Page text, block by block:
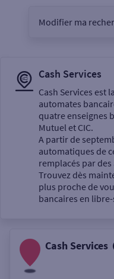
Modifier ma
Sélectionnez
Un service
Cash Services
Cash Services est
automates
quatre enseignes
Mutuel et CIC.
A partir de
automatiques de
remplacés par
Trouvez dès
plus proche de
bancaires en
Cash Services